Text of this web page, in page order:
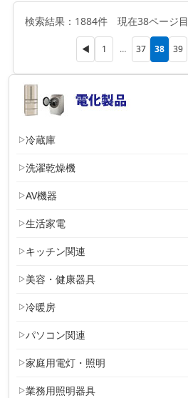
冷蔵庫
洗濯乾燥機
AV機器
生活家電
キッチン関連
美容・健康器具
冷暖房
パソコン関連
家庭用電灯・照明
業務用照明器具
検索結果：1884件 現在38ページ目
◀ 1 … 37 38 39